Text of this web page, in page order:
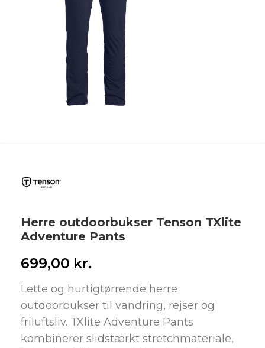
Herre outdoorbukser Tenson TXlite
Adventure Pants
699,00 kr.
Lette og hurtigtørrende herre
outdoorbukser til vandring, rejser og
friluftsliv. TXlite Adventure Pants
kombinerer slidstærkt stretchmateriale,